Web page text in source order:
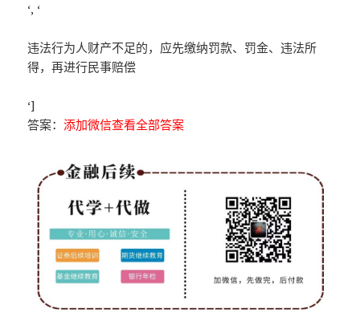
‘, ‘
违法行为人财产不足的，应先缴纳罚款、罚金、违法所
得，再进行民事赔偿
‘]
答案：添加微信查看全部答案